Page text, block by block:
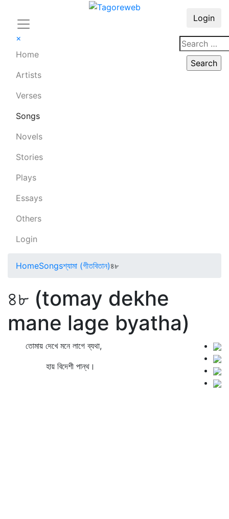
×
Home
Artists
Verses
Songs
Novels
Stories
Plays
Essays
Others
Login
Login
HomeSongsশ্যামা (গীতবিতান)৪৮
৪৮ (tomay dekhe
mane lage byatha)
তোমায় দেখে মনে লাগে ব্যথা,
হায় বিদেশী পান্থ।